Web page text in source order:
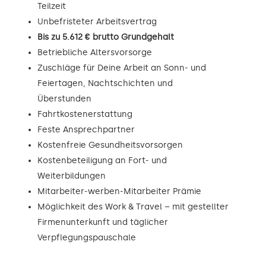
Teilzeit
Unbefristeter Arbeitsvertrag
Bis zu 5.612 € brutto Grundgehalt
Betriebliche Altersvorsorge
Zuschläge für Deine Arbeit an Sonn- und
Feiertagen, Nachtschichten und
Überstunden
Fahrtkostenerstattung
Feste Ansprechpartner
Kostenfreie Gesundheitsvorsorgen
Kostenbeteiligung an Fort- und
Weiterbildungen
Mitarbeiter-werben-Mitarbeiter Prämie
Möglichkeit des Work & Travel – mit gestellter
Firmenunterkunft und täglicher
Verpflegungspauschale